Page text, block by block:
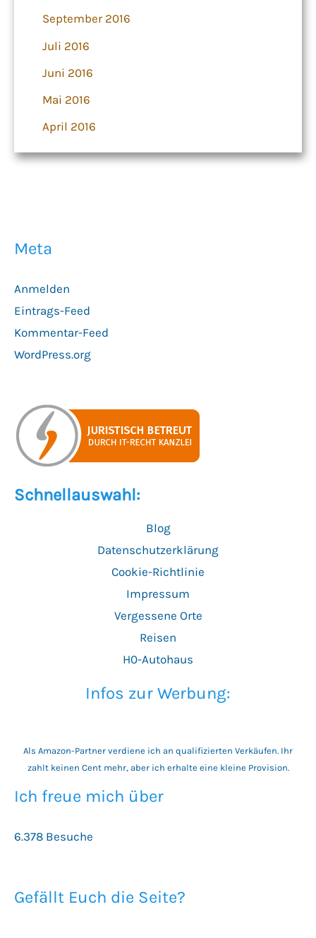
September 2016
Juli 2016
Juni 2016
Mai 2016
April 2016
Meta
Anmelden
Eintrags-Feed
Kommentar-Feed
WordPress.org
Schnellauswahl:
Blog
Datenschutzerklärung
Cookie-Richtlinie
Impressum
Vergessene Orte
Reisen
H0-Autohaus
Infos zur Werbung:
Als Amazon-Partner verdiene ich an qualifizierten Verkäufen. Ihr
zahlt keinen Cent mehr, aber ich erhalte eine kleine Provision.
Ich freue mich über
6.378 Besuche
Gefällt Euch die Seite?